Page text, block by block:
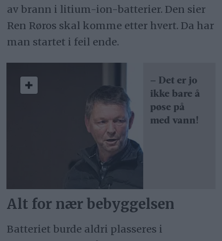
av brann i litium-ion-batterier. Den sier
Ren Røros skal komme etter hvert. Da har
man startet i feil ende.
– Det er jo
ikke bare å
pøse på
med vann!
Alt for nær bebyggelsen
Batteriet burde aldri plasseres i